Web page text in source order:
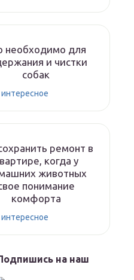
необходимо для
и чистки
собак
ремонт в
когда у
животных
понимание
комфорта
на наш